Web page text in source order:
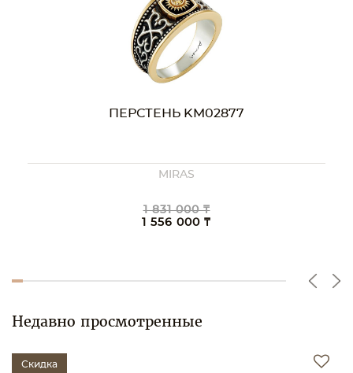
ПЕРСТЕНЬ KM02877
MIRAS
1 831 000 ₸
1 556 000 ₸
Недавно просмотренные
Скидка